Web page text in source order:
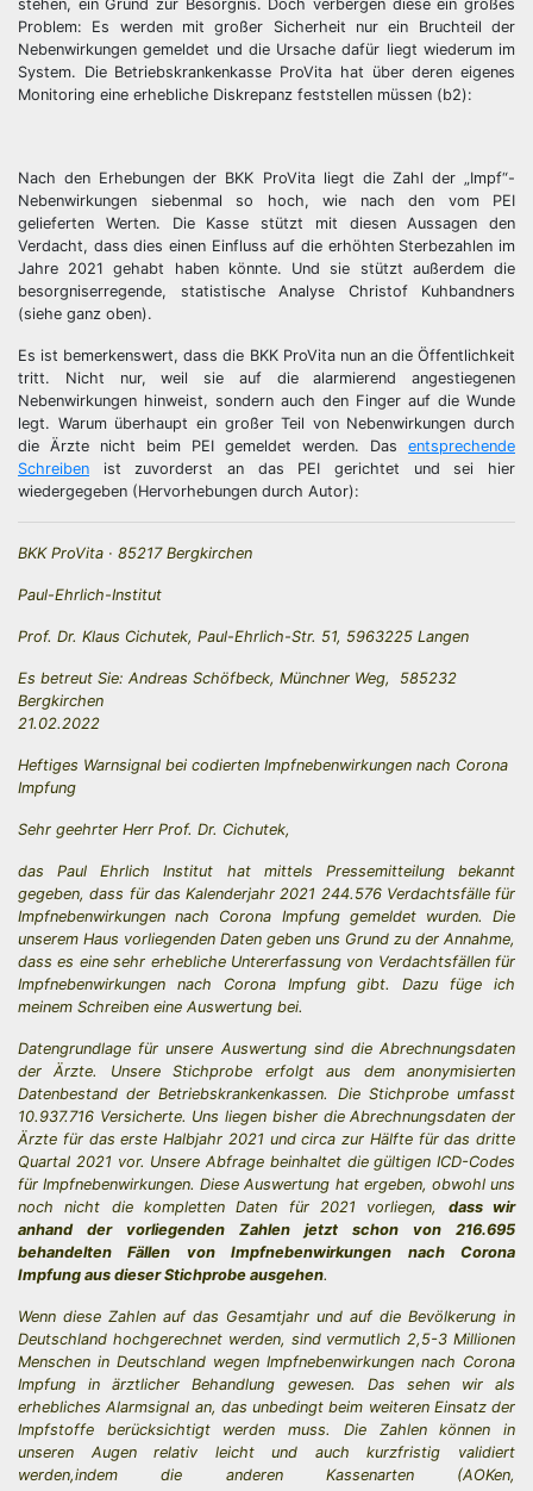
stehen, ein Grund zur Besorgnis. Doch verbergen diese ein großes
Problem: Es werden mit großer Sicherheit nur ein Bruchteil der
Nebenwirkungen gemeldet und die Ursache dafür liegt wiederum im
System. Die Betriebskrankenkasse ProVita hat über deren eigenes
Monitoring eine erhebliche Diskrepanz feststellen müssen (b2):
Nach den Erhebungen der BKK ProVita liegt die Zahl der „Impf“-
Nebenwirkungen siebenmal so hoch, wie nach den vom PEI
gelieferten Werten. Die Kasse stützt mit diesen Aussagen den
Verdacht, dass dies einen Einfluss auf die erhöhten Sterbezahlen im
Jahre 2021 gehabt haben könnte. Und sie stützt außerdem die
besorgniserregende, statistische Analyse Christof Kuhbandners
(siehe ganz oben).
Es ist bemerkenswert, dass die BKK ProVita nun an die Öffentlichkeit
tritt. Nicht nur, weil sie auf die alarmierend angestiegenen
Nebenwirkungen hinweist, sondern auch den Finger auf die Wunde
legt. Warum überhaupt ein großer Teil von Nebenwirkungen durch
die Ärzte nicht beim PEI gemeldet werden. Das entsprechende
Schreiben ist zuvorderst an das PEI gerichtet und sei hier
wiedergegeben (Hervorhebungen durch Autor):
BKK ProVita · 85217 Bergkirchen
Paul-Ehrlich-Institut
Prof. Dr. Klaus Cichutek, Paul-Ehrlich-Str. 51, 5963225 Langen
Es betreut Sie: Andreas Schöfbeck, Münchner Weg, 585232
Bergkirchen
21.02.2022
Heftiges Warnsignal bei codierten Impfnebenwirkungen nach Corona
Impfung
Sehr geehrter Herr Prof. Dr. Cichutek,
das Paul Ehrlich Institut hat mittels Pressemitteilung bekannt
gegeben, dass für das Kalenderjahr 2021 244.576 Verdachtsfälle für
Impfnebenwirkungen nach Corona Impfung gemeldet wurden. Die
unserem Haus vorliegenden Daten geben uns Grund zu der Annahme,
dass es eine sehr erhebliche Untererfassung von Verdachtsfällen für
Impfnebenwirkungen nach Corona Impfung gibt. Dazu füge ich
meinem Schreiben eine Auswertung bei.
Datengrundlage für unsere Auswertung sind die Abrechnungsdaten
der Ärzte. Unsere Stichprobe erfolgt aus dem anonymisierten
Datenbestand der Betriebskrankenkassen. Die Stichprobe umfasst
10.937.716 Versicherte. Uns liegen bisher die Abrechnungsdaten der
Ärzte für das erste Halbjahr 2021 und circa zur Hälfte für das dritte
Quartal 2021 vor. Unsere Abfrage beinhaltet die gültigen ICD-Codes
für Impfnebenwirkungen. Diese Auswertung hat ergeben, obwohl uns
noch nicht die kompletten Daten für 2021 vorliegen, dass wir
anhand der vorliegenden Zahlen jetzt schon von 216.695
behandelten Fällen von Impfnebenwirkungen nach Corona
Impfung aus dieser Stichprobe ausgehen.
Wenn diese Zahlen auf das Gesamtjahr und auf die Bevölkerung in
Deutschland hochgerechnet werden, sind vermutlich 2,5-3 Millionen
Menschen in Deutschland wegen Impfnebenwirkungen nach Corona
Impfung in ärztlicher Behandlung gewesen. Das sehen wir als
erhebliches Alarmsignal an, das unbedingt beim weiteren Einsatz der
Impfstoffe berücksichtigt werden muss. Die Zahlen können in
unseren Augen relativ leicht und auch kurzfristig validiert
werden,indem die anderen Kassenarten (AOKen,